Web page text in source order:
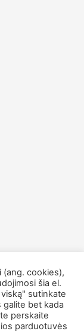
(ang. cookies),
šia el.
sutinkate
galite bet kada
perskaite
parduotuvės